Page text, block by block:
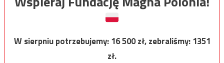
W sierpniu potrzebujemy:16 500zł, zebraliśmy:1351
zł.